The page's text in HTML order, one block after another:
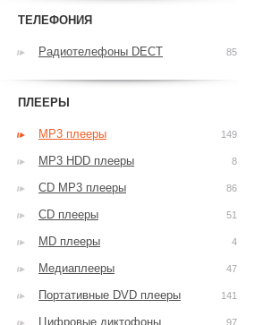
ТЕЛЕФОНИЯ
Радиотелефоны DECT 85
ПЛЕЕРЫ
MP3 плееры 149
MP3 HDD плееры 8
CD MP3 плееры 86
CD плееры 51
MD плееры 4
Медиаплееры 47
Портативные DVD плееры 141
Цифровые диктофоны 97